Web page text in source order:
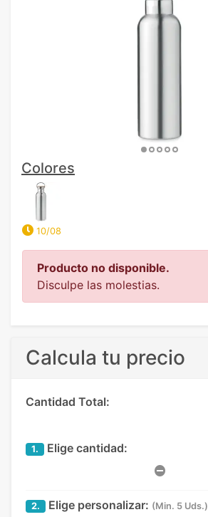
Colores
10/08
Producto no disponible.
Disculpe las molestias.
Calcula tu precio
Cantidad Total:
1. Elige cantidad:
2. Elige personalizar: (Min. 5 Uds.)